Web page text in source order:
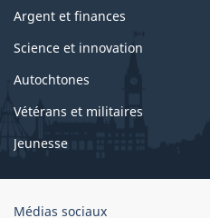
Argent et finances
Science et innovation
Autochtones
Vétérans et militaires
Jeunesse
Organisation
Médias sociaux